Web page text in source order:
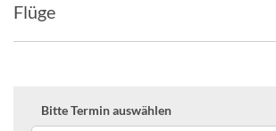
Flüge
Bitte Termin auswählen